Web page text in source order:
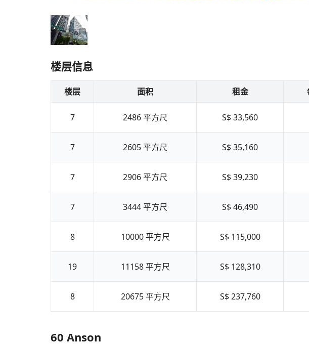
楼层信息
楼层 面积 租金
7 2486平方尺 S$ 33,560
7 2605平方尺 S$ 35,160
7 2906平方尺 S$ 39,230
7 3444平方尺 S$ 46,490
8 10000 平方尺 S$ 115,000
19 11158 平方尺 S$ 128,310
8 20675 平方尺 S$ 237,760
60 Anson